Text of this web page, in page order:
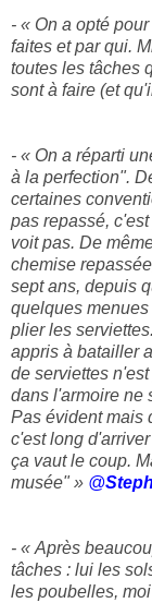
- « On a opté
faites et par qui.
toutes les tâches
sont à faire (et
- « On a réparti
à la perfection".
certaines
pas repassé,
voit pas. De
chemise
sept ans, depuis
quelques
plier les
appris à batailler
de serviettes
dans l'armoire ne
Pas évident mais
c'est long
ça vaut le coup.
musée" » @
- « Après
tâches : lui les
les poubelles,